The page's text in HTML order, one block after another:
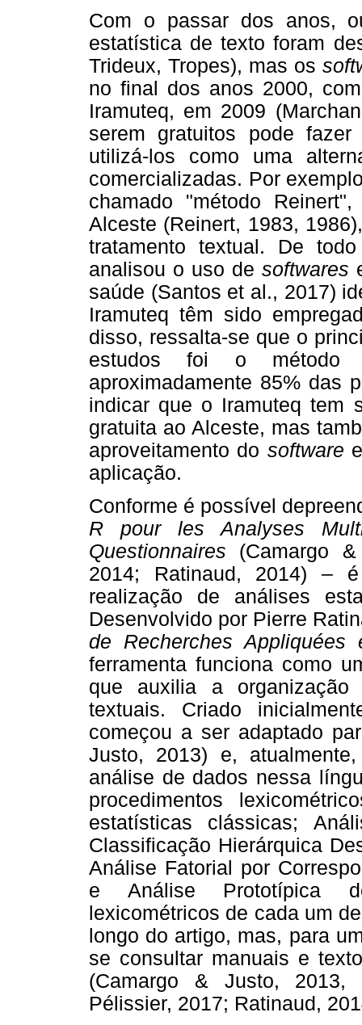
Com o passar dos anos,
estatística de texto foram
Trideux, Tropes), mas os
no final dos anos 2000,
Iramuteq, em 2009
serem gratuitos pode
utilizá-los como uma
comercializadas. Por
chamado "método
Alceste (Reinert, 1983,
tratamento textual. De
analisou o uso de softwares
saúde (Santos et al., 2017)
Iramuteq têm sido
disso, ressalta-se que o
estudos foi o método
aproximadamente 85% das
indicar que o Iramuteq tem
gratuita ao Alceste, mas
aproveitamento do software
aplicação.
Conforme é possível
R pour les Analyses
Questionnaires (Camargo
2014; Ratinaud, 2014) –
realização de análises
Desenvolvido por Pierre
de Recherches
ferramenta funciona como
que auxilia a
textuais. Criado
começou a ser adaptado
Justo, 2013) e,
análise de dados nessa
procedimentos
estatísticas clássicas;
Classificação Hierárquica
Análise Fatorial por
e Análise Prototípica
lexicométricos de cada um
longo do artigo, mas, para
se consultar manuais e
(Camargo & Justo, 2013,
Pélissier, 2017; Ratinaud,